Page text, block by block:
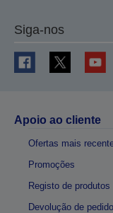
Siga-nos
Apoio ao cliente
Ofertas mais
Promoções
Registo de produtos
Devolução de pedido